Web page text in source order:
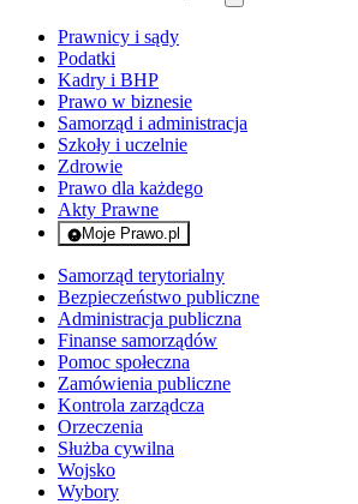
Prawnicy i sądy
Podatki
Kadry i BHP
Prawo w biznesie
Samorząd i administracja
Szkoły i uczelnie
Zdrowie
Prawo dla każdego
Akty Prawne
Moje Prawo.pl
- rejestracja i logowanie do serwisu
Samorząd terytorialny
Bezpieczeństwo publiczne
Administracja publiczna
Finanse samorządów
Pomoc społeczna
Zamówienia publiczne
Kontrola zarządcza
Orzeczenia
Służba cywilna
Wojsko
Wybory